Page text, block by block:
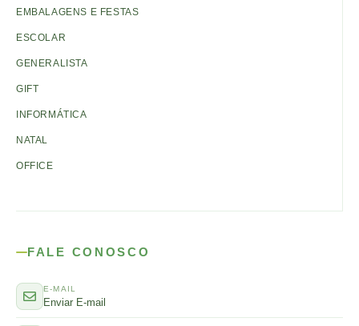
EMBALAGENS E FESTAS
ESCOLAR
GENERALISTA
GIFT
INFORMÁTICA
NATAL
OFFICE
FALE CONOSCO
E-MAIL
Enviar E-mail